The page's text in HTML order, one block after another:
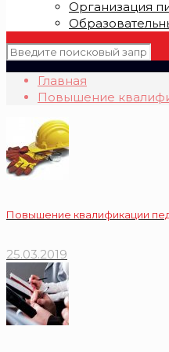
Организация
Главная
Повышение
Повышение квалификации
25.03.2019